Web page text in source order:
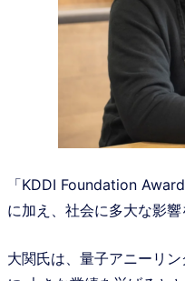
「KDDI Foundation
に加え、社会に多大な影響
大関氏は、量子アニーリ